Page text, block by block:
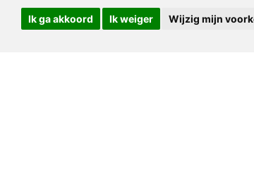
Ik ga akkoord Ik weiger Wijzig mijn